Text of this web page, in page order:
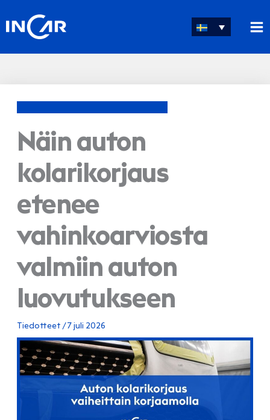
till
innehåll
Näin auton
kolarikorjaus
etenee
vahinkoarviosta
valmiin auton
luovutukseen
Tiedotteet /7 juli 2026